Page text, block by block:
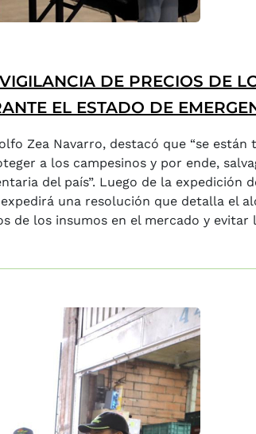
DE PRECIOS DE
EL ESTADO DE
Zea Navarro, destacó que “se están
a los campesinos y por ende,
del país”. Luego de la expedición
una resolución que detalla el
de los insumos en el mercado y evitar